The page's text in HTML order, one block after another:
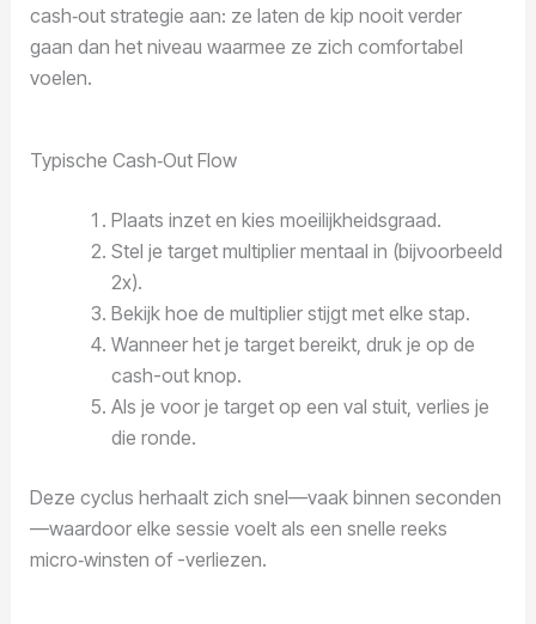
cash‑out strategie aan: ze laten de kip nooit verder
gaan dan het niveau waarmee ze zich comfortabel
voelen.
Typische Cash‑Out Flow
Plaats inzet en kies moeilijkheidsgraad.
Stel je target multiplier mentaal in (bijvoorbeeld
2x).
Bekijk hoe de multiplier stijgt met elke stap.
Wanneer het je target bereikt, druk je op de
cash-out knop.
Als je voor je target op een val stuit, verlies je
die ronde.
Deze cyclus herhaalt zich snel—vaak binnen seconden
—waardoor elke sessie voelt als een snelle reeks
micro‑winsten of -verliezen.